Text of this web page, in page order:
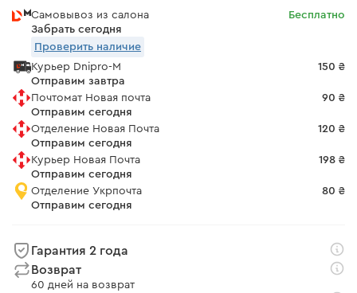
Самовывоз из салона
Забрать сегодня
Бесплатно
Проверить наличие
Курьер Dnipro-M
Отправим завтра
150 ₴
Почтомат Новая почта
Отправим сегодня
90 ₴
Отделение Новая Почта
Отправим сегодня
120 ₴
Курьер Новая Почта
Отправим сегодня
198 ₴
Отделение Укрпочта
Отправим сегодня
80 ₴
Гарантия 2 года
Возврат
60 дней на возврат